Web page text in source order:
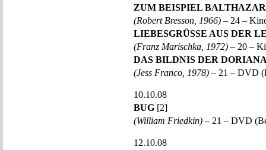
ZUM BEISPIEL BALTHAZAR
(Robert Bresson, 1966) – 24 –
LIEBESGRÜSSE AUS DER
(Franz Marischka, 1972) – 20 –
DAS BILDNIS DER
(Jess Franco, 1978) – 21 – DVD
10.10.08
BUG [2]
(William Friedkin) – 21 – DVD
12.10.08